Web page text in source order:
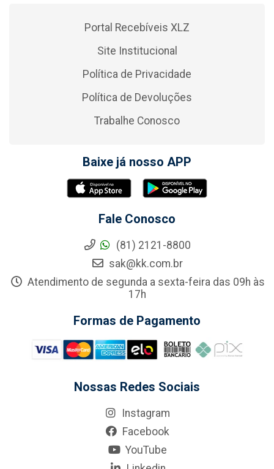
Portal Recebíveis XLZ
Site Institucional
Política de Privacidade
Política de Devoluções
Trabalhe Conosco
Baixe já nosso APP
Fale Conosco
(81) 2121-8800
sak@kk.com.br
Atendimento de segunda a sexta-feira das 09h às
17h
Formas de Pagamento
Nossas Redes Sociais
Instagram
Facebook
YouTube